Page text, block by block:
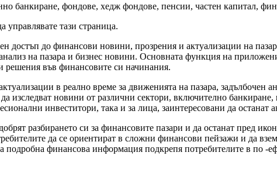
банкиране, фондове, хедж фондове, пенсии, частен капитал,
управлявате тази страница.
достъп до финансови новини, прозрения и актуализации на
на пазара и бизнес новини. Основната функция на
решения във финансовите си начинания.
в реално време за движенията на пазара, задълбочен
изследват новини от различни сектори, включително
инвеститори, така и за лица, заинтересовани да останат
разбирането си за финансовите пазари и да останат пред
да се ориентират в сложни финансови пейзажи и да
финансова информация подкрепя потребителите в по -